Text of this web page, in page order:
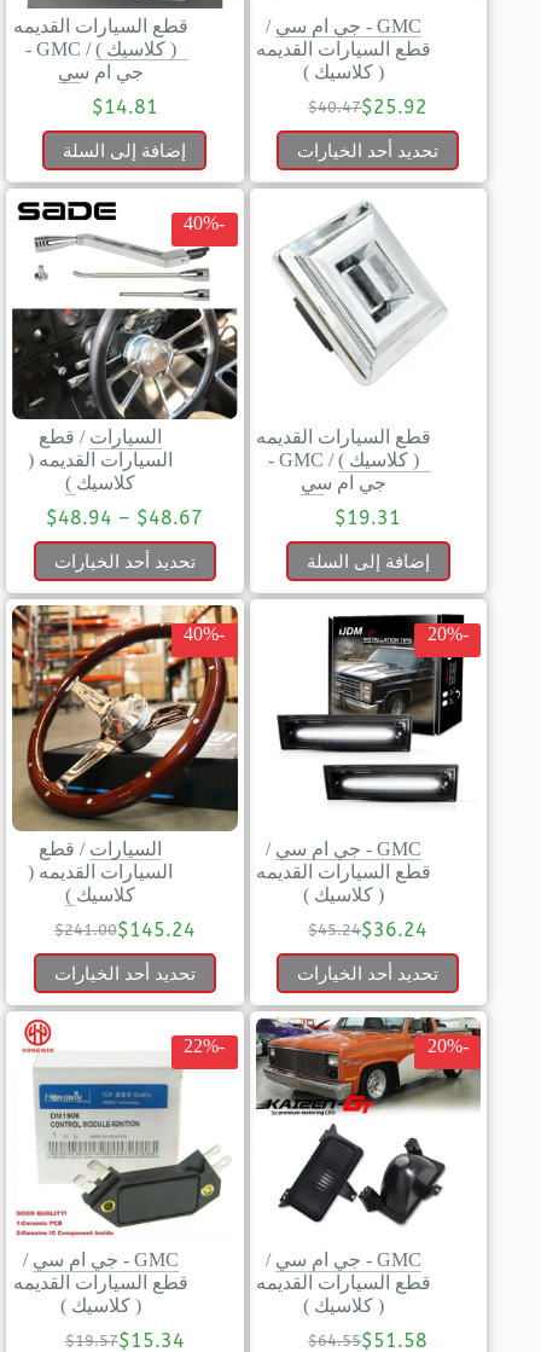
GMC - جي ام سي
/
قطع السيارات القديمه
( كلاسيك )
$40.47$25.92
تحديد أحد الخيارات
قطع السيارات القديمه
( كلاسيك )/
GMC -
جي ام سي
$14.81
إضافة إلى السلة
قطع السيارات القديمه
( كلاسيك )/
GMC -
جي ام سي
$19.31
إضافة إلى السلة
-40%
السيارات / قطع
السيارات القديمه (
كلاسيك )
$48.67
–
$48.94
تحديد أحد الخيارات
-20%
GMC - جي ام سي
/
قطع السيارات القديمه
( كلاسيك )
$45.24$36.24
تحديد أحد الخيارات
-40%
السيارات / قطع
السيارات القديمه (
كلاسيك )
$241.00$145.24
تحديد أحد الخيارات
-20%
GMC - جي ام سي
/
قطع السيارات القديمه
( كلاسيك )
$64.55$51.58
-22%
GMC - جي ام سي
/
قطع السيارات القديمه
( كلاسيك )
$19.57$15.34